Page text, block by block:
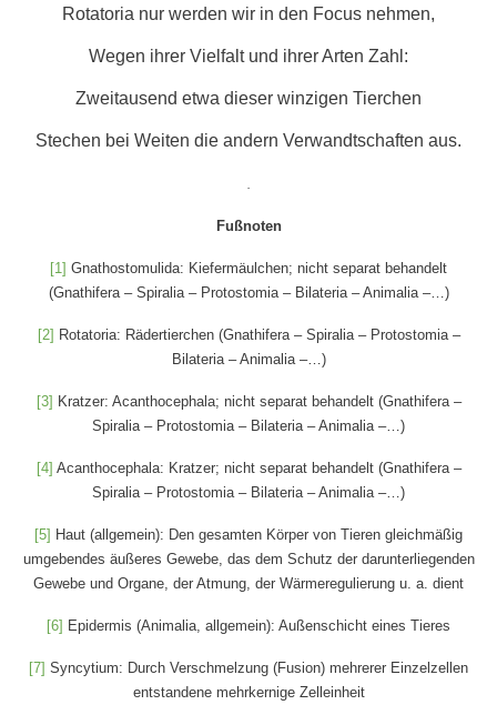
Rotatoria nur werden wir in den Focus nehmen,
Wegen ihrer Vielfalt und ihrer Arten Zahl:
Zweitausend etwa dieser winzigen Tierchen
Stechen bei Weiten die andern Verwandtschaften aus.
Fußnoten
[1] Gnathostomulida: Kiefermäulchen; nicht separat behandelt
(Gnathifera – Spiralia – Protostomia – Bilateria – Animalia –…)
[2] Rotatoria: Rädertierchen (Gnathifera – Spiralia – Protostomia –
Bilateria – Animalia –…)
[3] Kratzer: Acanthocephala; nicht separat behandelt (Gnathifera –
Spiralia – Protostomia – Bilateria – Animalia –…)
[4] Acanthocephala: Kratzer; nicht separat behandelt (Gnathifera –
Spiralia – Protostomia – Bilateria – Animalia –…)
[5] Haut (allgemein): Den gesamten Körper von Tieren gleichmäßig
umgebendes äußeres Gewebe, das dem Schutz der darunterliegenden
Gewebe und Organe, der Atmung, der Wärmeregulierung u. a. dient
[6] Epidermis (Animalia, allgemein): Außenschicht eines Tieres
[7] Syncytium: Durch Verschmelzung (Fusion) mehrerer Einzelzellen
entstandene mehrkernige Zelleinheit